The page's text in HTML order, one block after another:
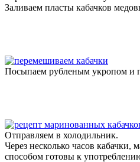
Заливаем пласты кабачков
Посыпаем рубленым укропом и
Отправляем в холодильник.
Через несколько часов
способом готовы к